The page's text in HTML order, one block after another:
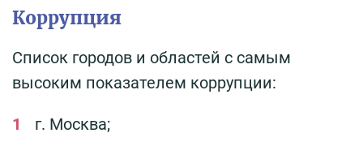
Коррупция
Список городов и областей с самым
высоким показателем коррупции:
г. Москва;